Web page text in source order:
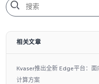
相关文章
Kvaser推出全新 Edge平台：
计算方案